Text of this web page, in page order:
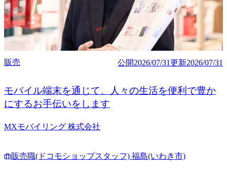
販売 公開2026/07/31更新2026/07/31
モバイル端末を通じて、人々の生活を便利で豊か
にするお手伝いをします
MXモバイリング 株式会社
販売職(ドコモショップスタッフ) 福島(いわき市)